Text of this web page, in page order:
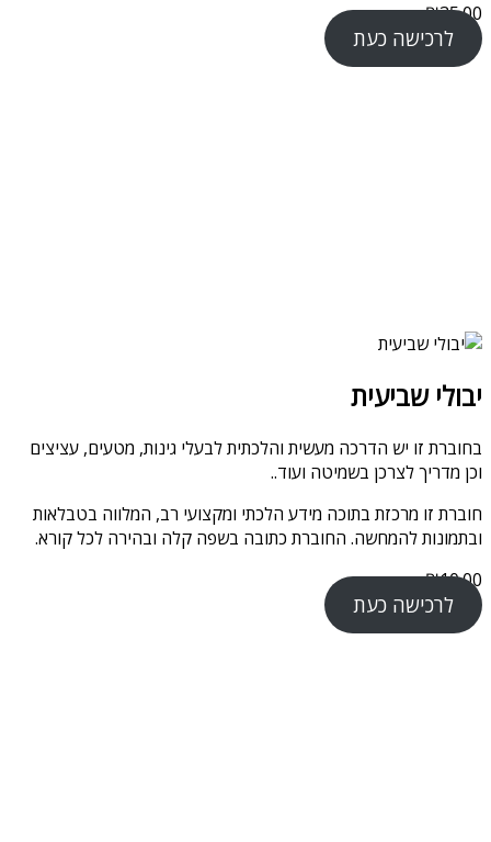
₪35.00
לרכישה כעת
יבולי שביעית
בחוברת זו יש הדרכה מעשית והלכתית לבעלי גינות, מטעים, עציצים
וכן מדריך לצרכן בשמיטה ועוד..
חוברת זו מרכזת בתוכה מידע הלכתי ומקצועי רב, המלווה בטבלאות
ובתמונות להמחשה. החוברת כתובה בשפה קלה ובהירה לכל קורא.
₪10.00
לרכישה כעת